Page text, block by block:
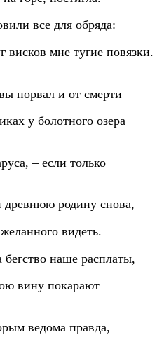
все для обряда:
висков мне тугие повязки.
порвал и от смерти
у болотного озера
– если только
родину снова,
видеть.
наше расплаты,
вину покарают
ведома правда,